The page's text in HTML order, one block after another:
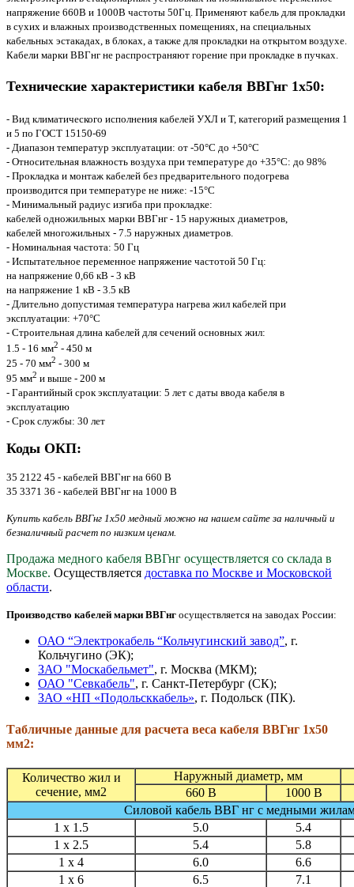
напряжение 660В и 1000В частоты 50Гц. Применяют кабель для прокладки
в сухих и влажных производственных помещениях, на специальных
кабельных эстакадах, в блоках, а также для прокладки на открытом воздухе.
Кабели марки ВВГнг не распространяют горение при прокладке в пучках.
Технические характеристики кабеля ВВГнг 1x50:
- Вид климатического исполнения кабелей УХЛ и Т, категорий размещения 1
и 5 по ГОСТ 15150-69
- Диапазон температур эксплуатации: от -50°С до +50°С
- Относительная влажность воздуха при температуре до +35°С: до 98%
- Прокладка и монтаж кабелей без предварительного подогрева
производится при температуре не ниже: -15°С
- Минимальный радиус изгиба при прокладке:
кабелей одножильных марки ВВГнг - 15 наружных диаметров,
кабелей многожильных - 7.5 наружных диаметров.
- Номинальная частота: 50 Гц
- Испытательное переменное напряжение частотой 50 Гц:
на напряжение 0,66 кВ - 3 кВ
на напряжение 1 кВ - 3.5 кВ
- Длительно допустимая температура нагрева жил кабелей при
эксплуатации: +70°С
- Строительная длина кабелей для сечений основных жил:
1.5 - 16 мм2 - 450 м
25 - 70 мм2 - 300 м
95 мм2 и выше - 200 м
- Гарантийный срок эксплуатации: 5 лет с даты ввода кабеля в
эксплуатацию
- Срок службы: 30 лет
Коды ОКП:
35 2122 45 - кабелей ВВГнг на 660 В
35 3371 36 - кабелей ВВГнг на 1000 В
Купить кабель ВВГнг 1х50 медный можно на нашем сайте за наличный и
безналичный расчет по низким ценам.
Продажа медного кабеля ВВГнг осуществляется со склада в
Москве. Осуществляется доставка по Москве и Московской
области.
Производство кабелей марки ВВГнг осуществляется на заводах России:
ОАО “Электрокабель “Кольчугинский завод”, г.
Кольчугино (ЭК);
ЗАО "Москабельмет", г. Москва (МКМ);
ОАО "Севкабель", г. Санкт-Петербург (СК);
ЗАО «НП «Подольсккабель», г. Подольск (ПК).
Табличные данные для расчета веса кабеля ВВГнг 1х50
мм2:
Количество жил и
сечение, мм2
Наружный диаметр, мм
660 В
1000 В
Силовой кабель ВВГ нг с медными
1 x 1.5
5.0
5.4
1 x 2.5
5.4
5.8
1 x 4
6.0
6.6
1 x 6
6.5
7.1